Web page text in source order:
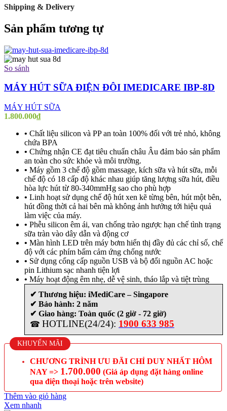
Shipping & Delivery
Sản phẩm tương tự
So sánh
MÁY HÚT SỮA ĐIỆN ĐÔI IMEDICARE IBP-8D
MÁY HÚT SỮA
1.800.000₫
• Chất liệu silicon và PP an toàn 100% đối với trẻ nhỏ, không
chứa BPA
• Chứng nhận CE đạt tiêu chuẩn châu Âu đảm bảo sản phẩm
an toàn cho sức khỏe và môi trường.
• Máy gồm 3 chế độ gồm massage, kích sữa và hút sữa, mỗi
chế độ có 18 cấp độ khác nhau giúp tăng lượng sữa hút, điều
hòa lực hút từ 80-340mmHg sao cho phù hợp
• Linh hoạt sử dụng chế độ hút xen kẽ từng bên, hút một bên,
hút đồng thời cả hai bên mà không ảnh hưởng tới hiệu quả
làm việc của máy.
• Phễu silicon êm ái, van chống trào ngược hạn chế tình trạng
sữa tràn vào dây dẫn và động cơ
• Màn hình LED trên máy bơm hiển thị đầy đủ các chỉ số, chế
độ với các phím bấm cảm ứng chống nước
• Sử dụng cổng cấp nguồn USB và bộ đổi nguồn AC hoặc
pin Lithium sạc nhanh tiện lợi
• Máy hoạt động êm nhẹ, dễ vệ sinh, tháo lắp và tiệt trùng
✔ Thương hiệu: iMediCare – Singapore
✔ Bảo hành: 2 năm
✔ Giao hàng: Toàn quốc (2 giờ - 72 giờ)
☎ HOTLINE(24/24): 1900 633 985
KHUYẾN MÃI
CHƯƠNG TRÌNH ƯU ĐÃI CHỈ DUY NHẤT HÔM
NAY => 1.700.000 (Giá áp dụng đặt hàng online
qua điện thoại hoặc trên website)
Thêm vào giỏ hàng
Xem nhanh